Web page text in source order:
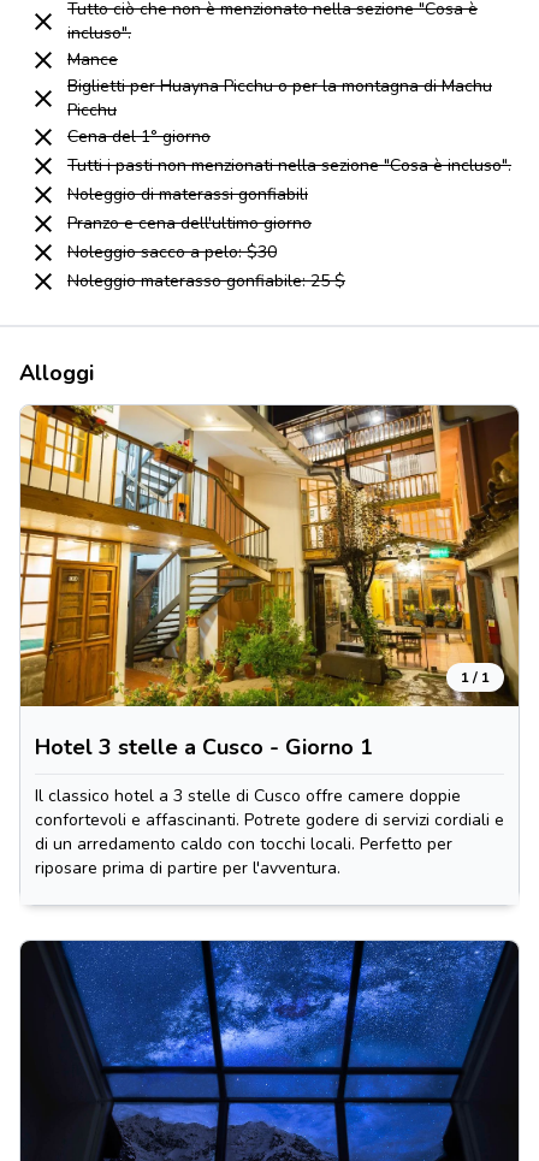
Tutto ciò che non è menzionato nella sezione "Cosa è
incluso".
Mance
Biglietti per Huayna Picchu o per la montagna di Machu
Picchu
Cena del 1° giorno
Tutti i pasti non menzionati nella sezione "Cosa è incluso".
Noleggio di materassi gonfiabili
Pranzo e cena dell'ultimo giorno
Noleggio sacco a pelo: $30
Noleggio materasso gonfiabile: 25 $
Alloggi
1 / 1
Hotel 3 stelle a Cusco - Giorno 1
Il classico hotel a 3 stelle di Cusco offre camere doppie
confortevoli e affascinanti. Potrete godere di servizi cordiali e
di un arredamento caldo con tocchi locali. Perfetto per
riposare prima di partire per l'avventura.